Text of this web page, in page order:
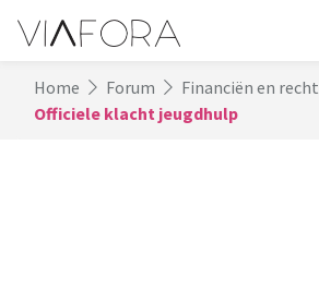
Home Forum
Financiën en recht
Officiele klacht jeugdhulp